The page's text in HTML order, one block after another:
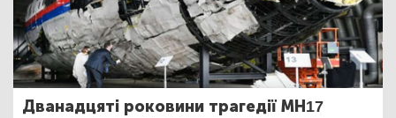
Дванадцяті роковини трагедії МН17